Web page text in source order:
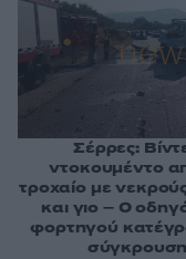
Σέρρες:
ντοκουμέντο
τροχαίο με
και γιο – Ο
φορτηγού
σύγκρουση